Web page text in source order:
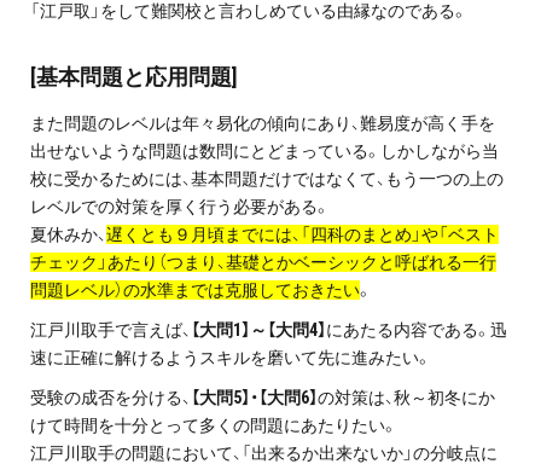
0120-11-3967
受付:9:30～21:30(定休:日曜・祝日)
お問い合わせ・資料請求
無料体験授業とは
「江戸取」をして難関校と言わしめている由縁なのである。
[基本問題と応用問題]
また問題のレベルは年々易化の傾向にあり、難易度が高く手を
出せないような問題は数問にとどまっている。しかしながら当
校に受かるためには、基本問題だけではなくて、もう一つの上の
レベルでの対策を厚く行う必要がある。
夏休みか、遅くとも９月頃までには、「四科のまとめ」や「ベスト
チェック」あたり（つまり、基礎とかベーシックと呼ばれる一行
問題レベル）の水準までは克服しておきたい。
江戸川取手で言えば、 【大問1】～【大問4】 にあたる内容である。迅
速に正確に解けるようスキルを磨いて先に進みたい。
受験の成否を分ける、 【大問5】・【大問6】の対策は、秋～初冬にか
けて時間を十分とって多くの問題にあたりたい。
江戸川取手の問題において、「出来るか出来ないか」の分岐点に